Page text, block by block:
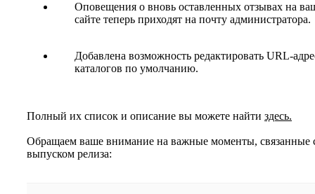
Оповещения о вновь оставленных отзывах на
сайте теперь приходят на почту администратора.
Добавлена возможность редактировать URL-
каталогов по умолчанию.
Полный их список и описание вы можете найти здесь.
Обращаем ваше внимание на важные моменты, связанные
выпуском релиза: